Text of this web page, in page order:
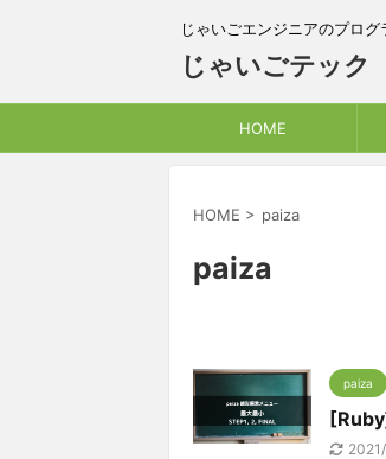
じゃいごエンジニアのプロ
じゃいごテック
HOME
HOME > paiza
paiza
paiza